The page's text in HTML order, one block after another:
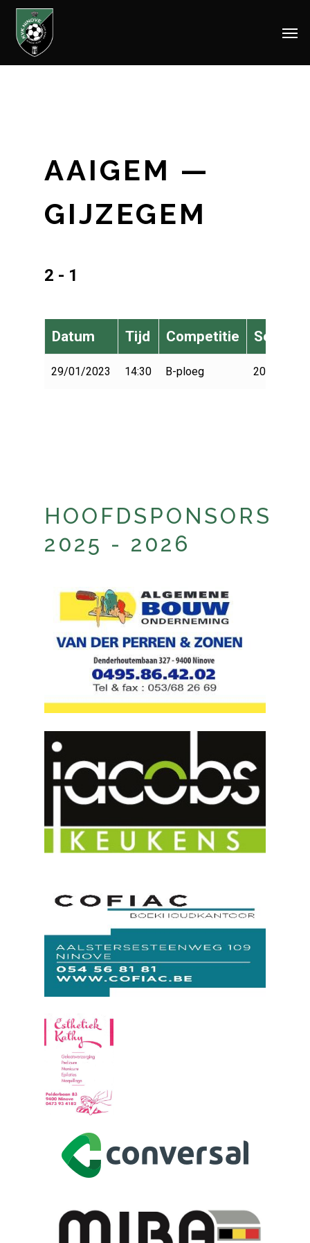
Skip
AAIGEM —
GIJZEGEM
2 - 1
Datum Tijd Competitie Seizoen
29/01/2023 14:30 B-ploeg 2022-2023
HOOFDSPONSORS
2025 - 2026